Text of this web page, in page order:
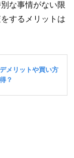
な事情がない限
するメリットは